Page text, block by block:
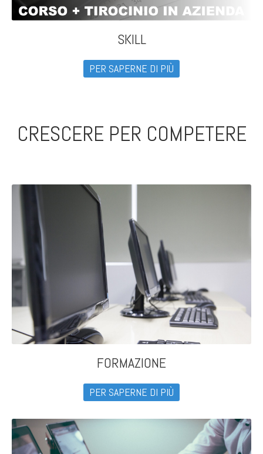
SKILL
PER SAPERNE DI PIÙ
CRESCERE PER COMPETERE
FORMAZIONE
PER SAPERNE DI PIÙ